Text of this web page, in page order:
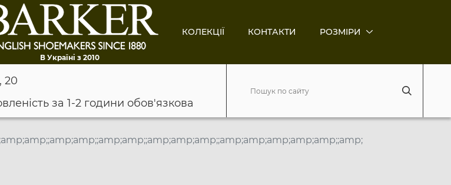
В Україні з 2010
КОЛЕКЦІЇ КОНТАКТИ РОЗМІРИ
20
за 1-2 години обов'язкова